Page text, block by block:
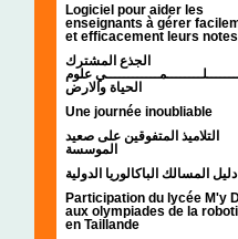
Logiciel pour aider les
enseignants à gérer
et efficacement leurs
الجذع المشترك
علوم
الحياة والارض
Une journée inoubliable
التلاميذ المتفوقين على صعيد
الموسسة
دليل المسالك الباكالوريا الدولية
Participation du lycée M'y
aux olympiades de la
en Taillande